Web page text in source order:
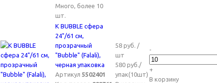
Много, более 10
шт.
K BUBBLE сфера
24"/61 см,
прозрачный
"Bubble" (Falali),
черная упаковка
Артикул 5502401
58 руб. /
шт
580 руб./
упак(10шт)
-
+
В корзину